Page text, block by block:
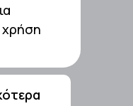
χρήση